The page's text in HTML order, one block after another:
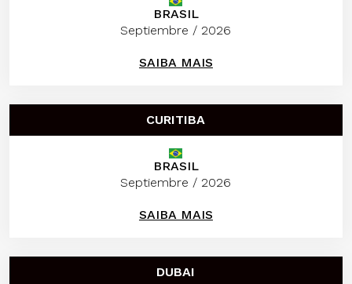
BRASIL
Septiembre / 2026
SAIBA MAIS
CURITIBA
BRASIL
Septiembre / 2026
SAIBA MAIS
DUBAI